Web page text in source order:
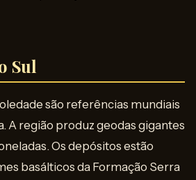
Sul
são referências mundiais
A região produz geodas gigantes
Os depósitos estão
basálticos da Formação Serra